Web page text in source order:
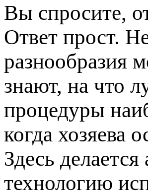
Вы спросите,
Ответ прост.
разнообразия
знают, на что
процедуры
когда хозяева
Здесь
технологию